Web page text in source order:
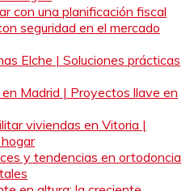
con una planificación fiscal
seguridad en el mercado
Elche | Soluciones prácticas
Madrid | Proyectos llave en
viviendas en Vitoria |
y tendencias en ortodoncia